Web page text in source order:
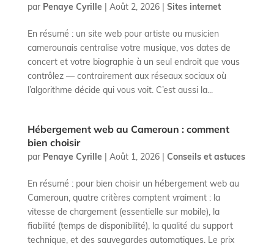
par Penaye Cyrille | Août 2, 2026| Sites internet
En résumé : un site web pour artiste ou musicien
camerounais centralise votre musique, vos dates de
concert et votre biographie à un seul endroit que vous
contrôlez — contrairement aux réseaux sociaux où
l’algorithme décide qui vous voit. C’est aussi la...
Hébergement web au Cameroun : comment
bien choisir
par Penaye Cyrille | Août 1, 2026| Conseils et astuces
En résumé : pour bien choisir un hébergement web au
Cameroun, quatre critères comptent vraiment : la
vitesse de chargement (essentielle sur mobile), la
fiabilité (temps de disponibilité), la qualité du support
technique, et des sauvegardes automatiques. Le prix